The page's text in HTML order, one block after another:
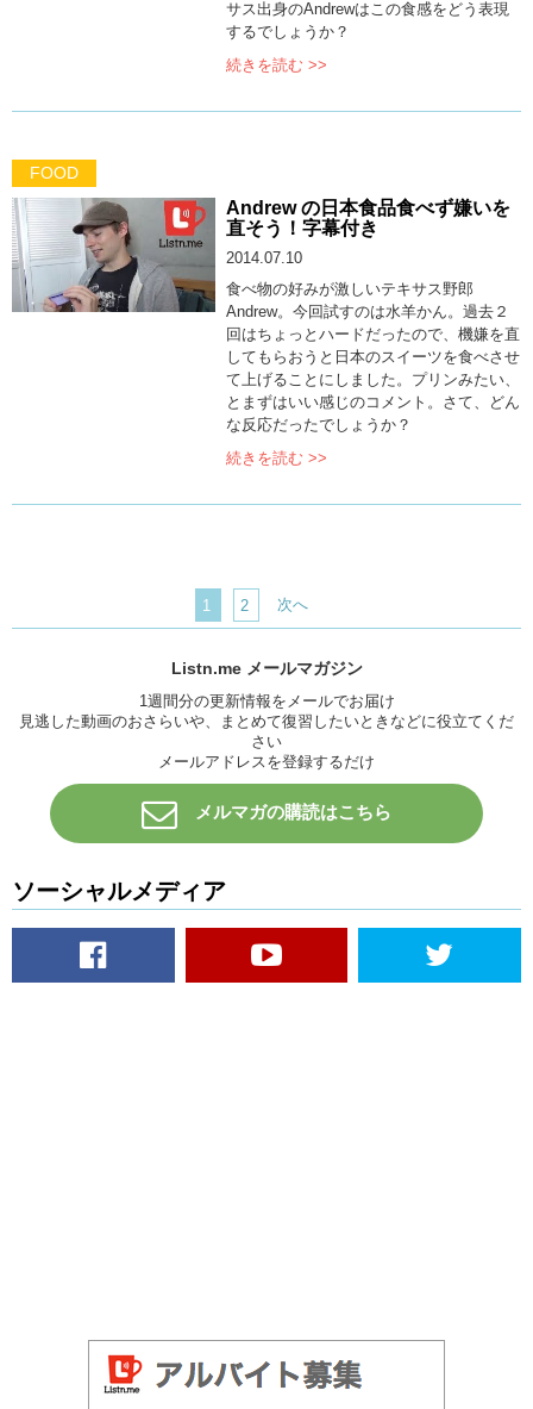
サス出身のAndrewはこの食感をどう表現
するでしょうか？
続きを読む >>
FOOD
Andrew の日本食品食べず嫌いを
直そう！字幕付き
2014.07.10
食べ物の好みが激しいテキサス野郎
Andrew。今回試すのは水羊かん。過去２
回はちょっとハードだったので、機嫌を直
してもらおうと日本のスイーツを食べさせ
て上げることにしました。プリンみたい、
とまずはいい感じのコメント。さて、どん
な反応だったでしょうか？
続きを読む >>
1 2 次へ
Listn.me メールマガジン
1週間分の更新情報をメールでお届け
見逃した動画のおさらいや、まとめて復習したいときなどに役立てくだ
さい
メールアドレスを登録するだけ
メルマガの購読はこちら
ソーシャルメディア